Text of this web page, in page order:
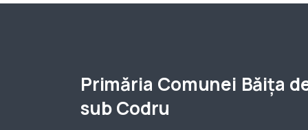
Primăria Comunei Băița
sub Codru